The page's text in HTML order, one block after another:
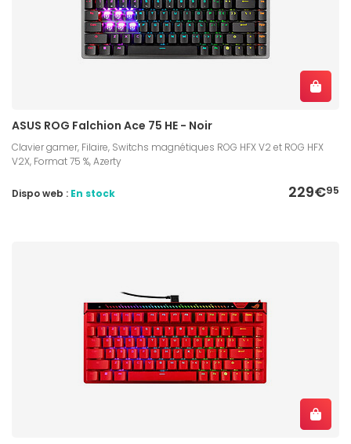
ASUS ROG Falchion Ace 75 HE - Noir
Clavier gamer, Filaire, Switchs magnétiques ROG HFX V2 et ROG HFX
V2X, Format 75 %, Azerty
229€95
Dispo web : En stock